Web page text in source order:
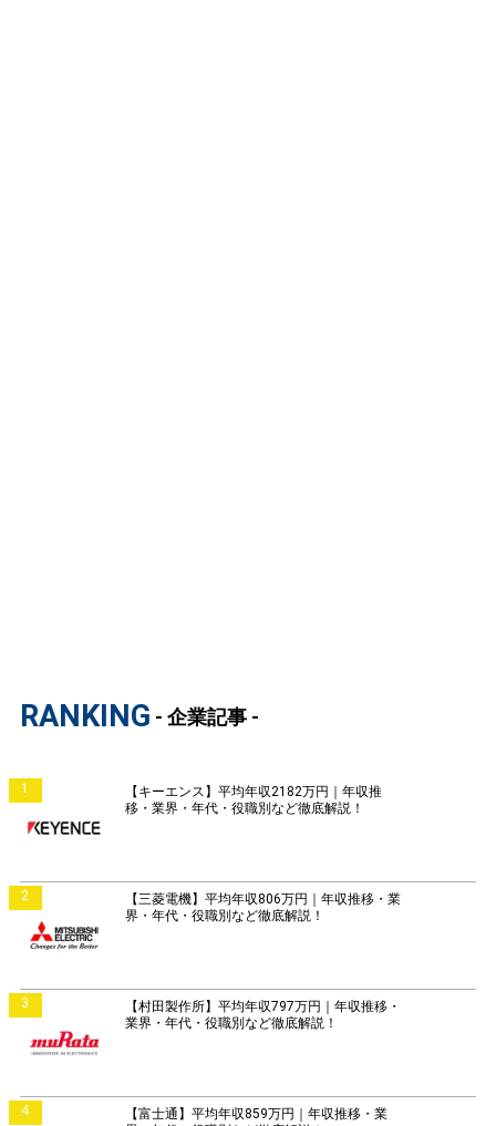
RANKING - 企業記事 -
1
【キーエンス】平均年収2182万円｜年収推
移・業界・年代・役職別など徹底解説！
2
【三菱電機】平均年収806万円｜年収推移・業
界・年代・役職別など徹底解説！
3
【村田製作所】平均年収797万円｜年収推移・
業界・年代・役職別など徹底解説！
4
【富士通】平均年収859万円｜年収推移・業